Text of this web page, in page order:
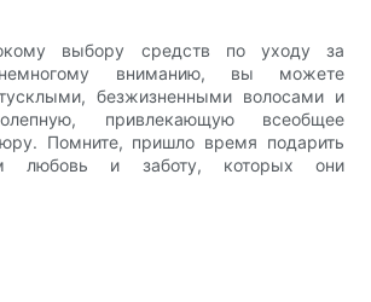
выбору средств по уходу за
вниманию, вы можете
безжизненными волосами и
привлекающую всеобщее
Помните, пришло время подарить
любовь и заботу, которых они